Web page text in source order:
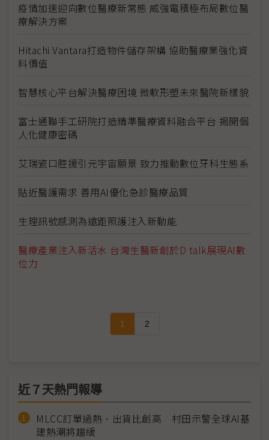
疫情加速迎向數位醫療新常態 威強電積極布局數位醫
療解決方案
Hitachi Vantara打造物件儲存架構 協助醫療業強化資
料價值
智慧核心平台解決醫療困境 微軟形塑未來醫院新樣貌
富士通聯手工研院打造精準醫療資料融合平台 揭開個
人化健康密碼
艾瑞瓷口腔援引元宇宙願景 致力推動數位牙科生態系
貼近醫護需求 善用AI優化急診醫療品質
生理訊號感測為遠距照護注入新動能
醫療產業注入新活水 台灣生醫新創於D talk展現AI數
位力
1 2
近７天熱門報導
MLCC訂單過熱、出貨比創高 村田示警全球AI基
建熱潮將趨緩